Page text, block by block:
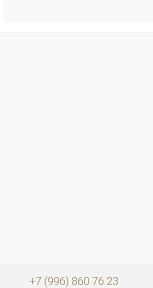
+7 (996) 860 76 23